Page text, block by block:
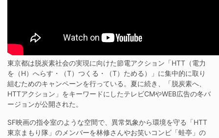
東京都は脱炭素社会の実現に向けた節電アクション「HTT（電力
を（H）へらす・（T）つくる・（T）ためる）」に集中的に取り
組むためのキャンペーンを行っている。夏に続き、「脱炭素へ、
HTTアクション」をキーワードにしたテレビCMやWEB広告の冬バ
ージョンが公開された。
SF映画の指令室のような空間で、異常気象から環境を守る「HTT
東京まもり隊」のメンバーを林修さんやお笑いコンビ「蛙亭」の